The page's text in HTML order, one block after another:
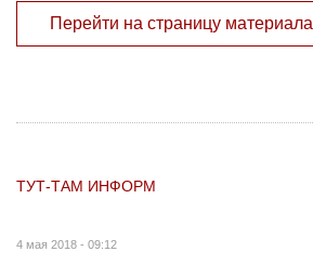
Перейти на страницу материала
ТУТ-ТАМ ИНФОРМ
4 мая 2018 - 09:12